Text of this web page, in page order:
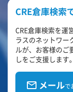
CRE倉庫検索
CRE倉庫検索を運
ラスのネットワー
ルが、お客様のご
しをご支援します。
メールで